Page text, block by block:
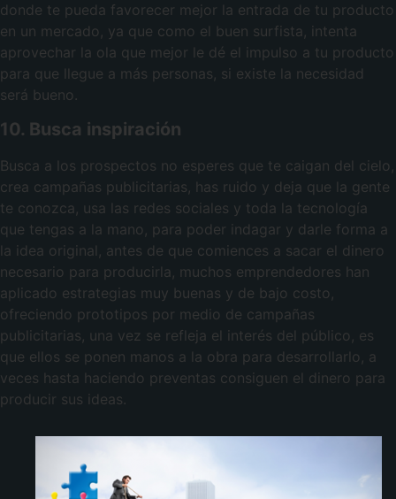
donde te pueda favorecer mejor la entrada de tu producto
en un mercado, ya que como el buen surfista, intenta
aprovechar la ola que mejor le dé el impulso a tu producto
para que llegue a más personas, si existe la necesidad
será bueno.
10. Busca inspiración
Busca a los prospectos no esperes que te caigan del cielo,
crea campañas publicitarias, has ruido y deja que la gente
te conozca, usa las redes sociales y toda la tecnología
que tengas a la mano, para poder indagar y darle forma a
la idea original, antes de que comiences a sacar el dinero
necesario para producirla, muchos emprendedores han
aplicado estrategias muy buenas y de bajo costo,
ofreciendo prototipos por medio de campañas
publicitarias, una vez se refleja el interés del público, es
que ellos se ponen manos a la obra para desarrollarlo, a
veces hasta haciendo preventas consiguen el dinero para
producir sus ideas.